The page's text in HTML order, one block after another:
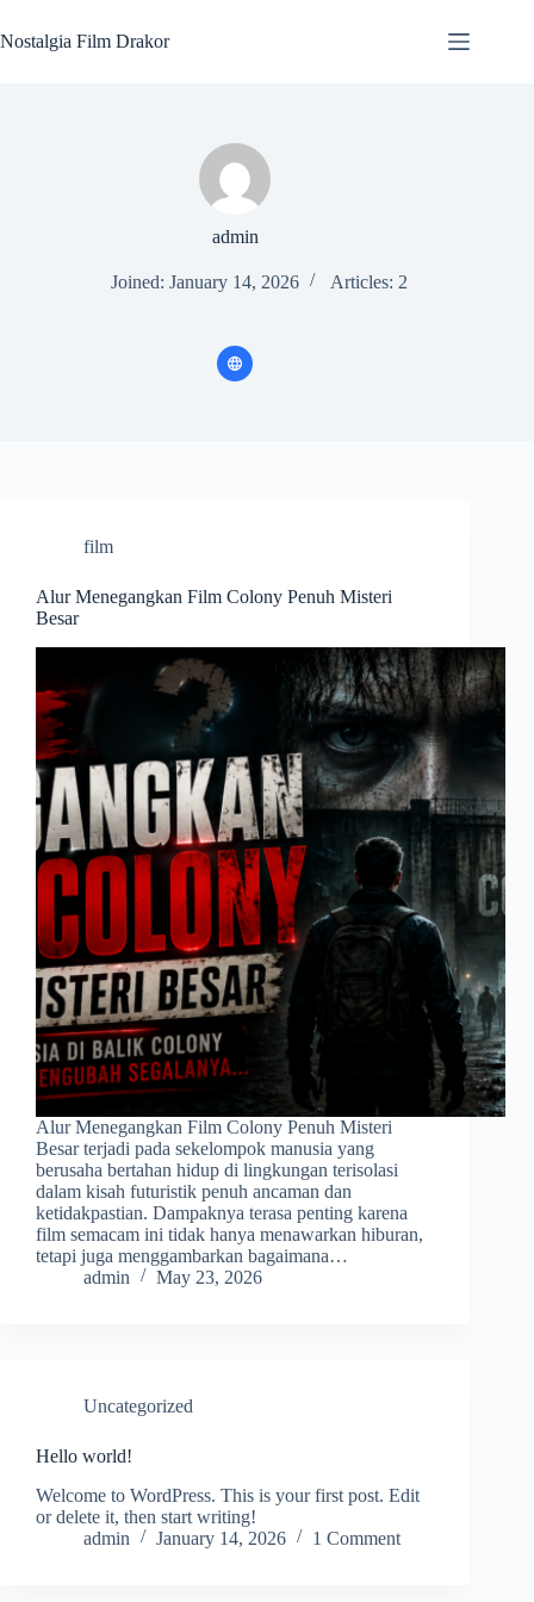
to
content
Nostalgia Film Drakor
admin
Joined: January 14, 2026 Articles: 2
film
Alur Menegangkan Film Colony Penuh Misteri
Besar
Alur Menegangkan Film Colony Penuh Misteri
Besar terjadi pada sekelompok manusia yang
berusaha bertahan hidup di lingkungan terisolasi
dalam kisah futuristik penuh ancaman dan
ketidakpastian. Dampaknya terasa penting karena
film semacam ini tidak hanya menawarkan hiburan,
tetapi juga menggambarkan bagaimana…
admin
May 23, 2026
Uncategorized
Hello world!
Welcome to WordPress. This is your first post. Edit
or delete it, then start writing!
admin
January 14, 2026 1 Comment